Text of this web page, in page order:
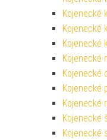
Kojenecké
Kojenecké
Kojenecké
Kojenecké
Kojenecké
Kojenecké
Kojenecké
Kojenecké
Kojenecké